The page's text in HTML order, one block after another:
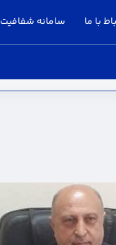
با ما سامانه شفافیت
قزوین